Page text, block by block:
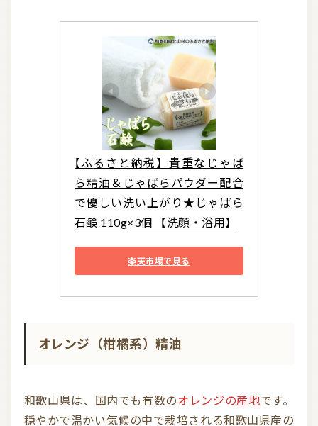
【ふるさと納税】貴重なじゃば
ら精油＆じゃばらパウダー配合
で優しい洗い上がり★じゃばら
石鹸 110g×3個 【洗顔・浴用】
楽天市場で見る
オレンジ（柑橘系）精油
和歌山県は、国内でも有数のオレンジの産地です。
穏やかで温かい気候の中で栽培される和歌山県産の